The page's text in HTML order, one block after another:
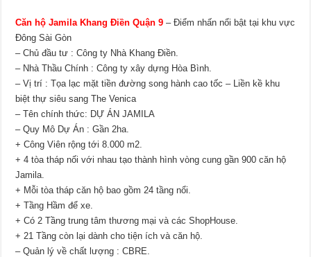
Căn hộ Jamila Khang Điền Quận 9 – Điểm nhấn nổi bật tại khu vực
Đông Sài Gòn
– Chủ đầu tư : Công ty Nhà Khang Điền.
– Nhà Thầu Chính : Công ty xây dựng Hòa Bình.
– Vị trí : Tọa lạc mặt tiền đường song hành cao tốc – Liền kề khu
biệt thự siêu sang The Venica
– Tên chính thức: DỰ ÁN JAMILA
– Quy Mô Dự Án : Gần 2ha.
+ Công Viên rộng tới 8.000 m2.
+ 4 tòa tháp nối với nhau tạo thành hình vòng cung gần 900 căn hộ
Jamila.
+ Mỗi tòa tháp căn hộ bao gồm 24 tầng nổi.
+ Tầng Hầm để xe.
+ Có 2 Tầng trung tâm thương mại và các ShopHouse.
+ 21 Tầng còn lại dành cho tiện ích và căn hộ.
– Quản lý về chất lượng : CBRE.